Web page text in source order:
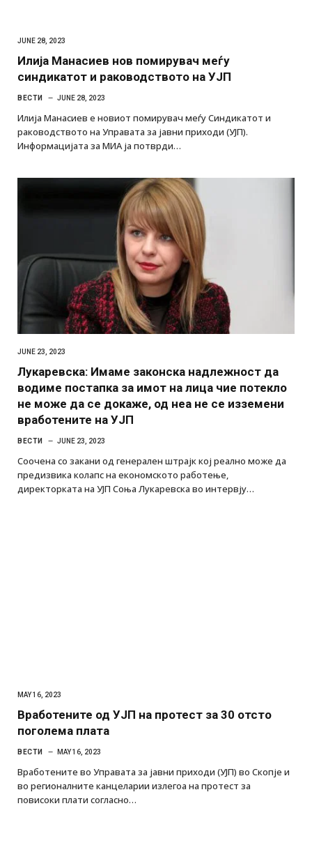
JUNE 28, 2023
Илија Манасиев нов помирувач меѓу
синдикатот и раководството на УЈП
ВЕСТИ JUNE 28, 2023
Илија Манасиев е новиот помирувач меѓу Синдикатот и
раководството на Управата за јавни приходи (УЈП).
Информацијата за МИА ја потврди…
JUNE 23, 2023
Лукаревска: Имаме законска надлежност да
водиме постапка за имот на лица чие потекло
не може да се докаже, од неа не се изземени
вработените на УЈП
ВЕСТИ JUNE 23, 2023
Соочена со закани од генерален штрајк кој реално може да
предизвика колапс на економското работење,
директорката на УЈП Соња Лукаревска во интервју…
MAY 16, 2023
Вработените од УЈП на протест за 30 отсто
поголема плата
ВЕСТИ MAY 16, 2023
Вработените во Управата за јавни приходи (УЈП) во Скопје и
во регионалните канцеларии излегоа на протест за
повисоки плати согласно…